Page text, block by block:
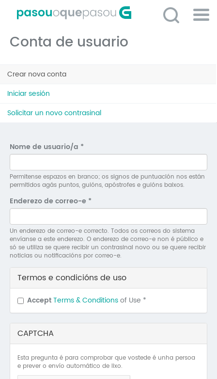
contido
O
O
Conta de usuario
Pestanas
principais
Crear nova conta
Iniciar sesión
Solicitar un novo contrasinal
Nome de usuario/a *
Permitense espazos en branco; os signos de puntuación nos están
permitidos agás puntos, guións, apóstrofes e guións baixos.
Enderezo de correo-e *
Un enderezo de correo-e correcto. Todos os correos do sistema
envíanse a este enderezo. O enderezo de correo-e non é público e
só se utiliza se quere recibir un contrasinal novo ou se quere recibir
noticias ou notificacións por correo-e.
Termos e condicións de uso
AcceptTerms & Conditionsof Use *
CAPTCHA
Esta pregunta é para comprobar que vostede é unha persoa
e prever o envío automático de lixo.